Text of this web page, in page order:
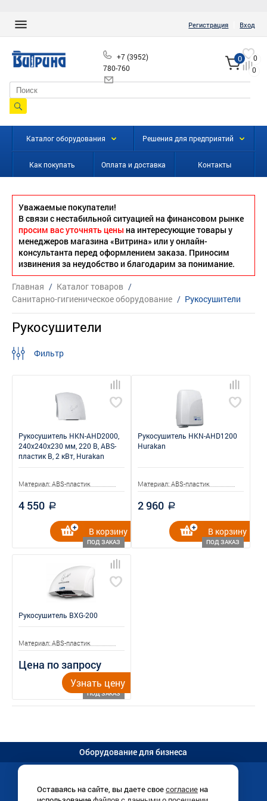
Оставаясь на сайте, вы даете своесогласиена
Регистрация Вход
+7 (3952)
780-760
0
0
0
Каталог оборудования Решения для предприятий
Как покупать Оплата и доставка Контакты
Уважаемые покупатели!
В связи с нестабильной ситуацией на финансовом рынке
просим вас уточнять цены на интересующие товары у
менеджеров магазина «Витрина» или у онлайн-
консультанта перед оформлением заказа. Приносим
извинения за неудобство и благодарим за понимание.
Главная / Каталог товаров /
Санитарно-гигиеническое оборудование / Рукосушители
Рукосушители
Фильтр
Рукосушитель HKN-AHD2000,
240x240x230 мм, 220 В, ABS-
пластик В, 2 кВт, Hurakan
Материал: ABS-пластик
4 550 a
ПОД ЗАКАЗ
В корзину
Рукосушитель HKN-AHD1200
Hurakan
Материал: ABS-пластик
2 960 a
ПОД ЗАКАЗ
В корзину
Рукосушитель BXG-200
Материал: ABS-пластик
Цена по запросу
ПОД ЗАКАЗ
Узнать цену
Оборудование для бизнеса